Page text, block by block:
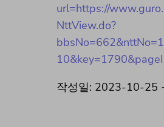
url=https://
NttView.do?
작성일: 2023-10-25